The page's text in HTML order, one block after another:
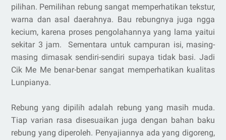
pilihan. Pemilihan rebung sangat memperhatikan tekstur,
warna dan asal daerahnya. Bau rebungnya juga ngga
kecium, karena proses pengolahannya yang lama yaitui
sekitar 3 jam. Sementara untuk campuran isi, masing-
masing dimasak sendiri-sendiri supaya tidak basi. Jadi
Cik Me Me benar-benar sangat memperhatikan kualitas
Lunpianya.
Rebung yang dipilih adalah rebung yang masih muda.
Tiap varian rasa disesuaikan juga dengan bahan baku
rebung yang diperoleh. Penyajiannya ada yang digoreng,